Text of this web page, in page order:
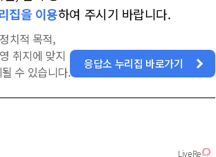
집을 이용하여 주시기 바랍니다.
치적 목적,
취지에 맞지
수 있습니다.
응답소 누리집 바로가기